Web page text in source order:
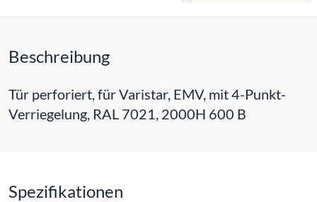
Beschreibung
Tür perforiert, für Varistar, EMV, mit 4-Punkt-
Verriegelung, RAL 7021, 2000H 600 B
Spezifikationen